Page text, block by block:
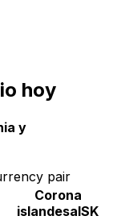
hoy
y
pair
Corona
islandesaISK